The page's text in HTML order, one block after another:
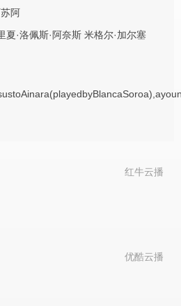
阿
夏·洛佩斯·阿奈斯 米格尔·加尔塞
红牛云播
优酷云播